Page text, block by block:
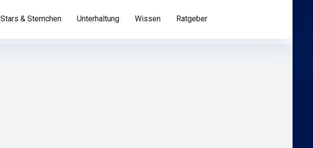
Stars & Sternchen Unterhaltung Wissen Ratgeber